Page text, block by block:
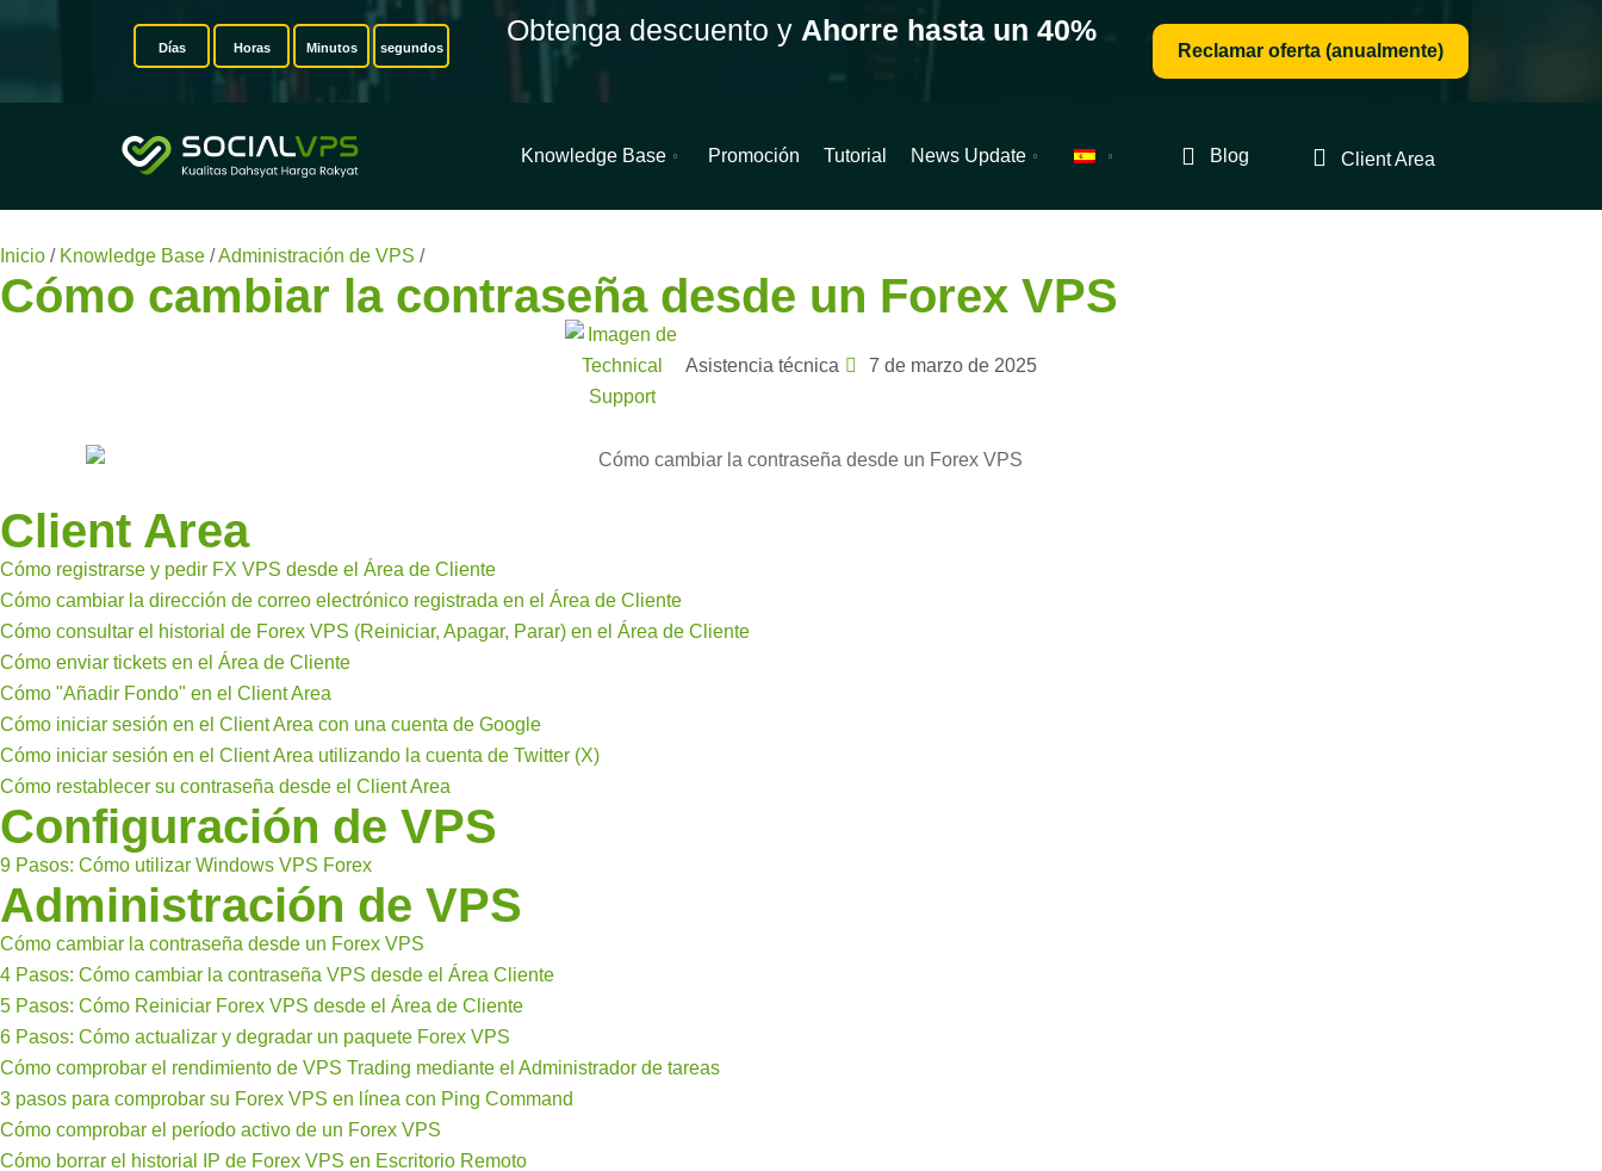
Días Horas Minutos segundos
Obtenga descuento y Ahorre hasta un 40%
Reclamar oferta (anualmente)
Knowledge Base Promoción Tutorial News Update Blog Client Area
Inicio / Knowledge Base /Administración de VPS /Cómo cambiar la contraseña desde un Forex VPS
Cómo cambiar la contraseña desde un Forex VPS
Asistencia técnica 7 de marzo de 2025
Client Area
Cómo registrarse y pedir FX VPS desde el Área de Cliente
Cómo cambiar la dirección de correo electrónico registrada en el Área de Cliente
Cómo consultar el historial de Forex VPS (Reiniciar, Apagar, Parar) en el Área de Cliente
Cómo enviar tickets en el Área de Cliente
Cómo "Añadir Fondo" en el Client Area
Cómo iniciar sesión en el Client Area con una cuenta de Google
Cómo iniciar sesión en el Client Area utilizando la cuenta de Twitter (X)
Cómo restablecer su contraseña desde el Client Area
Configuración de VPS
9 Pasos: Cómo utilizar Windows VPS Forex
Administración de VPS
Cómo cambiar la contraseña desde un Forex VPS
4 Pasos: Cómo cambiar la contraseña VPS desde el Área Cliente
5 Pasos: Cómo Reiniciar Forex VPS desde el Área de Cliente
6 Pasos: Cómo actualizar y degradar un paquete Forex VPS
Cómo comprobar el rendimiento de VPS Trading mediante el Administrador de tareas
3 pasos para comprobar su Forex VPS en línea con Ping Command
Cómo comprobar el período activo de un Forex VPS
Cómo borrar el historial IP de Forex VPS en Escritorio Remoto